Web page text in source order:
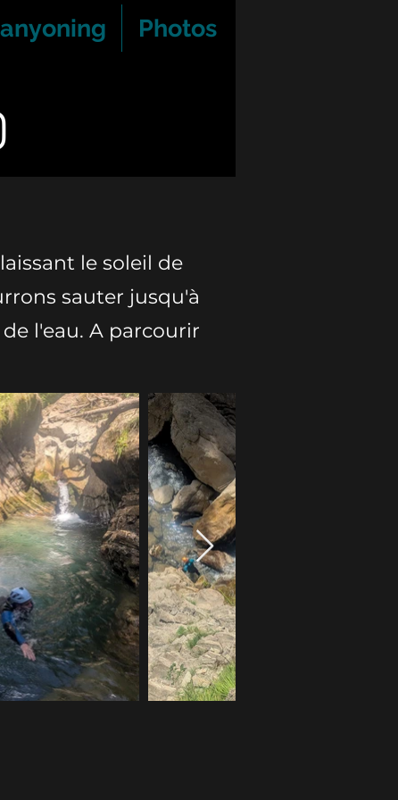
Photos
le soleil de
sauter jusqu'à
l'eau. A parcourir